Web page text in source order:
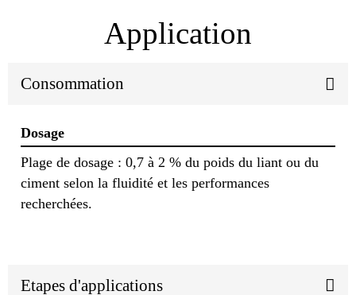
Application
Consommation
Dosage
Plage de dosage : 0,7 à 2 % du poids du liant ou du
ciment selon la fluidité et les performances
recherchées.
Etapes d'applications